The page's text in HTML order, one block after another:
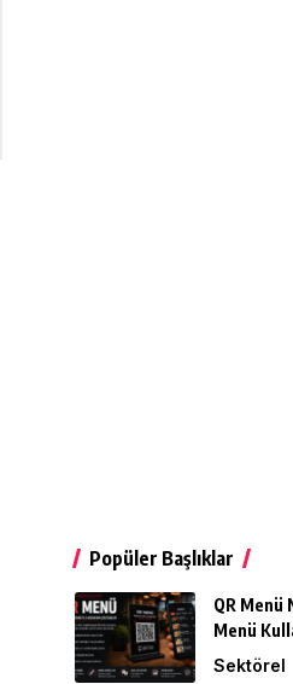
Popüler Başlıklar
QR Menü
Menü
Sektörel